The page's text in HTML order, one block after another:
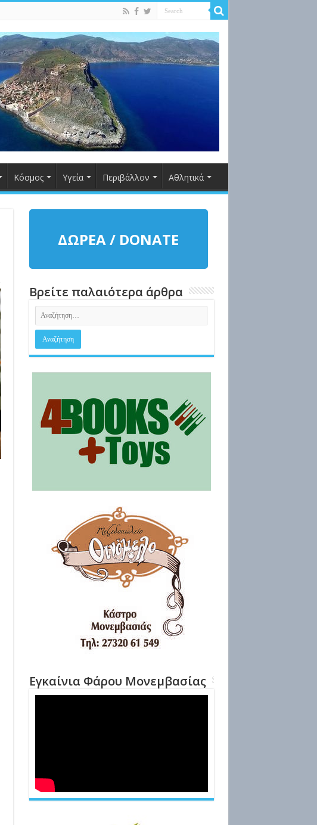
Κόσμος Υγεία Περιβάλλον Αθλητικά
ΔΩΡΕΑ / DONATE
Βρείτε παλαιότερα άρθρα
Εγκαίνια Φάρου Μονεμβασίας